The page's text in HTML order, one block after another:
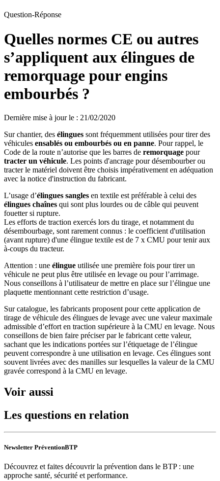
Question-Réponse
Quelles normes CE ou autres
s’appliquent aux élingues de
remorquage pour engins
embourbés ?
Dernière mise à jour le : 21/02/2020
Sur chantier, des élingues sont fréquemment utilisées pour tirer des
véhicules ensablés ou embourbés ou en panne. Pour rappel, le
Code de la route n’autorise que les barres de remorquage pour
tracter un véhicule. Les points d'ancrage pour désembourber ou
tracter le matériel doivent être choisis impérativement en adéquation
avec la notice d'instruction du fabricant.
L’usage d’élingues sangles en textile est préférable à celui des
élingues chaînes qui sont plus lourdes ou de câble qui peuvent
fouetter si rupture.
Les efforts de traction exercés lors du tirage, et notamment du
désembourbage, sont rarement connus : le coefficient d'utilisation
(avant rupture) d'une élingue textile est de 7 x CMU pour tenir aux
à-coups du tracteur.
Attention : une élingue utilisée une première fois pour tirer un
véhicule ne peut plus être utilisée en levage ou pour l’arrimage.
Nous conseillons à l’utilisateur de mettre en place sur l’élingue une
plaquette mentionnant cette restriction d’usage.
Sur catalogue, les fabricants proposent pour cette application de
tirage de véhicule des élingues de levage avec une valeur maximale
admissible d’effort en traction supérieure à la CMU en levage. Nous
conseillons de bien faire préciser par le fabricant cette valeur,
sachant que les indications portées sur l’étiquetage de l’élingue
peuvent correspondre à une utilisation en levage. Ces élingues sont
souvent livrées avec des manilles sur lesquelles la valeur de la CMU
gravée correspond à la CMU en levage.
Voir aussi
Les questions en relation
Newsletter PréventionBTP
Découvrez et faites découvrir la prévention dans le BTP : une
approche santé, sécurité et performance.